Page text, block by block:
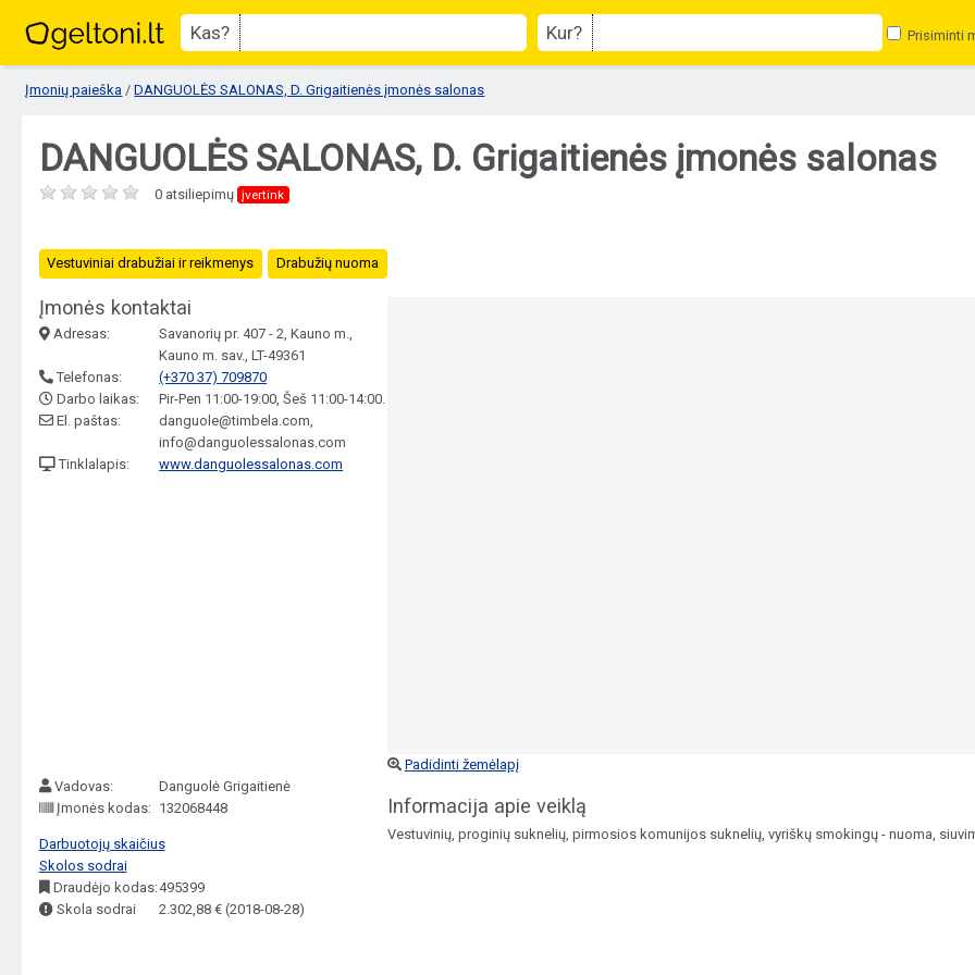
Kas? Kur? Prisiminti
Įmonių paieška /DANGUOLĖS SALONAS, D. Grigaitienės įmonės salonas
DANGUOLĖS SALONAS, D. Grigaitienės įmonės salonas
0 atsiliepimų įvertink
Vestuviniai drabužiai ir reikmenys Drabužių nuoma
Įmonės kontaktai
Adresas:
Savanorių pr. 407 - 2, Kauno m.,
Kauno m. sav., LT-49361
Telefonas:
(+370 37) 709870
Darbo laikas:
Pir-Pen 11:00-19:00, Šeš 11:00-14:00.
El. paštas:
danguole@timbela.com,
info@danguolessalonas.com
Tinklalapis:
www.danguolessalonas.com
Vadovas:
Danguolė Grigaitienė
Įmonės kodas: 132068448
Darbuotojų skaičius
Skolos sodrai
Draudėjo kodas:495399
Skola sodrai
2.302,88 € (2018-08-28)
Padidinti žemėlapį
Informacija apie veiklą
Vestuvinių, proginių suknelių, pirmosios komunijos suknelių, vyriškų smokingų - nuoma,